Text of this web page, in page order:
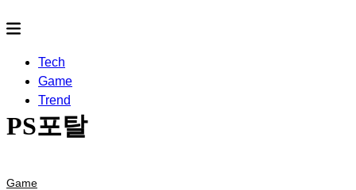
Tech
Game
Trend
PS포탈
Game